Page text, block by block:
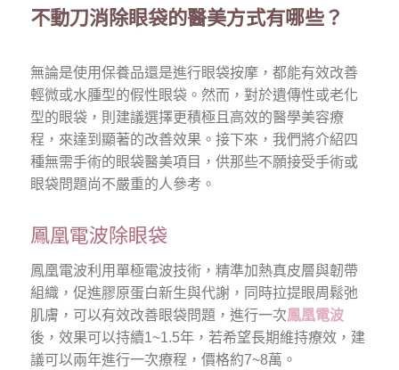
不動刀消除眼袋的醫美方式有哪些？
無論是使用保養品還是進行眼袋按摩，都能有效改善
輕微或水腫型的假性眼袋。然而，對於遺傳性或老化
型的眼袋，則建議選擇更積極且高效的醫學美容療
程，來達到顯著的改善效果。接下來，我們將介紹四
種無需手術的眼袋醫美項目，供那些不願接受手術或
眼袋問題尚不嚴重的人參考。
鳳凰電波除眼袋
鳳凰電波利用單極電波技術，精準加熱真皮層與韌帶
組織，促進膠原蛋白新生與代謝，同時拉提眼周鬆弛
肌膚，可以有效改善眼袋問題，進行一次鳳凰電波
後，效果可以持續1~1.5年，若希望長期維持療效，建
議可以兩年進行一次療程，價格約7~8萬。